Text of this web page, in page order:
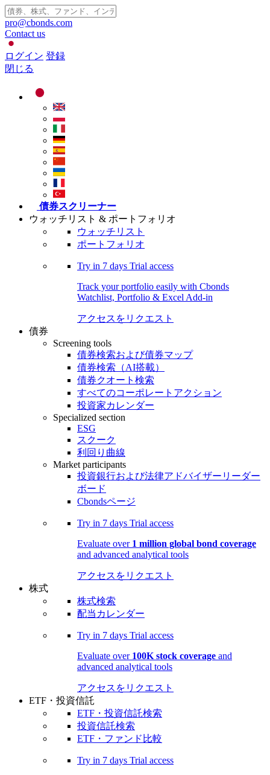
pro@cbonds.com
Contact us
ログイン 登録
閉じる
債券スクリーナー
ウォッチリスト & ポートフォリオ
ウォッチリスト
ポートフォリオ
Try in 7 days Trial access
Track your portfolio easily with Cbonds
Watchlist, Portfolio & Excel Add-in
アクセスをリクエスト
債券
Screening tools
債券検索および債券マップ
債券検索（AI搭載）
債券クオート検索
すべてのコーポレートアクション
投資家カレンダー
Specialized section
ESG
スクーク
利回り曲線
Market participants
投資銀行および法律アドバイザーリーダー
ボード
Cbondsページ
Try in 7 days Trial access
Evaluate over 1 million global bond coverage
and advanced analytical tools
アクセスをリクエスト
株式
株式検索
配当カレンダー
Try in 7 days Trial access
Evaluate over 100K stock coverage and
advanced analytical tools
アクセスをリクエスト
ETF・投資信託
ETF・投資信託検索
投資信託検索
ETF・ファンド比較
Try in 7 days Trial access